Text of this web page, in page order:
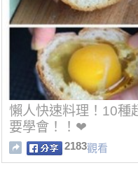
懶人快速料理！10種
要學會！！❤
2183觀看